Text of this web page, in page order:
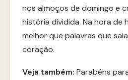
nos almoços de domingo e
história dividida. Na hora de
melhor que palavras que
coração.
Veja também: Parabéns